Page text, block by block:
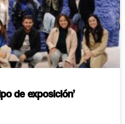
de exposición’